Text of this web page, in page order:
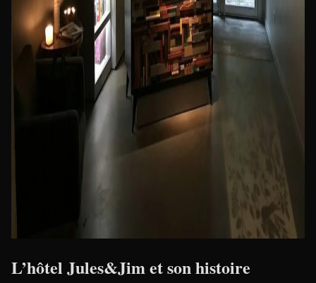
L’hôtel Jules&Jim et son histoire